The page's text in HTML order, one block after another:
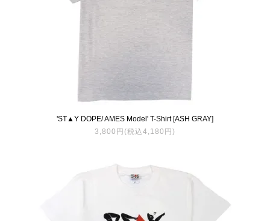
'ST▲Y DOPE/ AMES Model' T-Shirt [ASH GRAY]
3,800円(税込4,180円)